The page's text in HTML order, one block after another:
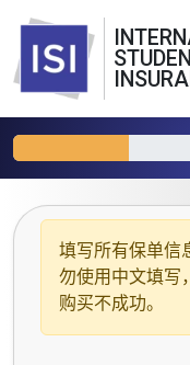
填写所有保单信
勿使用中文填写
购买不成功。